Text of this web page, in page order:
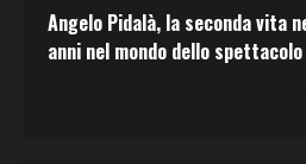
Angelo Pidalà, la seconda vita
anni nel mondo dello spettacolo